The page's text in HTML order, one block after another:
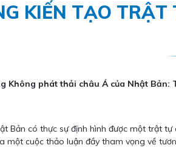
KIẾN TẠO TRẬT
Không phát thải châu Á của Nhật
Bản có thực sự định hình được một trật
một cuộc thảo luận đầy tham vọng về